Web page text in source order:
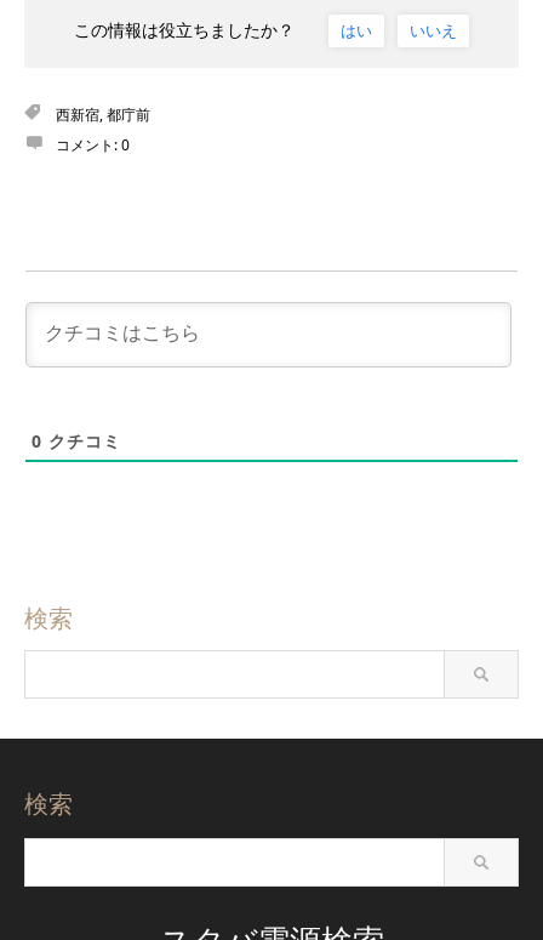
この情報は役立ちましたか？ はい いいえ
西新宿,都庁前
コメント:0
0 クチコミ
検索
検索